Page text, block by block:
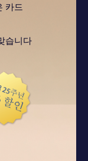
카드
습니다